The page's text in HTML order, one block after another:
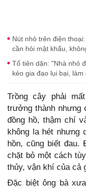
Nút nhỏ trên điện
cần hỏi mật khẩu,
Tổ tiên dặn: "Nhà nhỏ
kẻo gia đạo lụi bại,
Trồng cây phải
trưởng thành nhưng
đồng hồ, thậm chí
không la hét nhưng
hồn, cũng biết đau.
chặt bỏ một cách
thủy, vận khí của cả
Đặc biệt ông bà